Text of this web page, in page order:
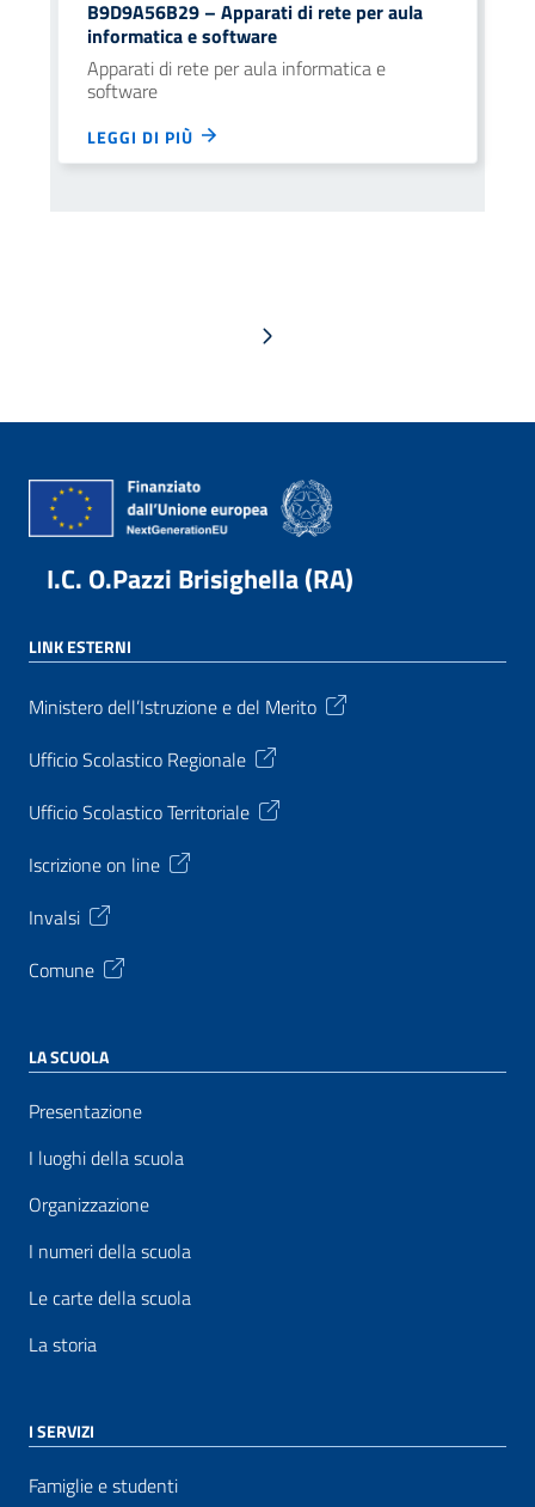
B9D9A56B29 – Apparati di rete per aula
informatica e software
Apparati di rete per aula informatica e
software
LEGGI DI PIÙ
Pagina successiva
I.C. O.Pazzi Brisighella (RA)
LINK ESTERNI
Ministero dell’Istruzione e del Merito
Ufficio Scolastico Regionale
Ufficio Scolastico Territoriale
Iscrizione on line
Invalsi
Comune
LA SCUOLA
Presentazione
I luoghi della scuola
Organizzazione
I numeri della scuola
Le carte della scuola
La storia
I SERVIZI
Famiglie e studenti